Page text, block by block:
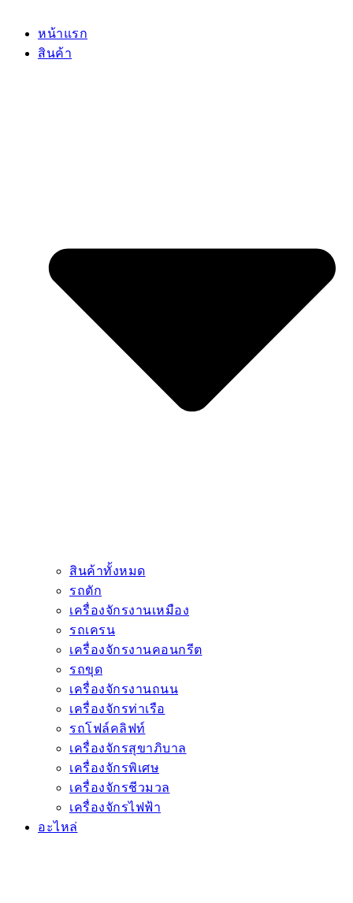
หน้าแรก
สินค้า
สินค้าทั้งหมด
รถตัก
เครื่องจักรงานเหมือง
รถเครน
เครื่องจักรงานคอนกรีต
รถขุด
เครื่องจักรงานถนน
เครื่องจักรท่าเรือ
รถโฟล์คลิฟท์
เครื่องจักรสุขาภิบาล
เครื่องจักรพิเศษ
เครื่องจักรชีวมวล
เครื่องจักรไฟฟ้า
อะไหล่